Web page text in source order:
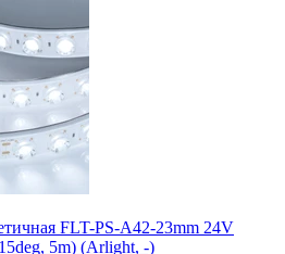
FLT-PS-A42-23mm 24V
5m) (Arlight, -)